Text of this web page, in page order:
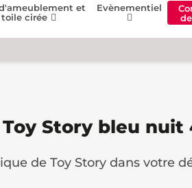
et
toile cirée
Evènementiel
Story bleu nuit
de Toy Story dans votre